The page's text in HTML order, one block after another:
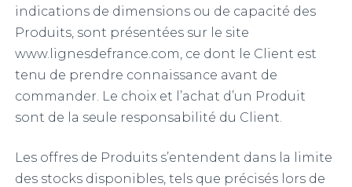
indications de dimensions ou de capacité des
Produits, sont présentées sur le site
www.lignesdefrance.com, ce dont le Client est
tenu de prendre connaissance avant de
commander. Le choix et l’achat d’un Produit
sont de la seule responsabilité du Client.
Les offres de Produits s’entendent dans la limite
des stocks disponibles, tels que précisés lors de